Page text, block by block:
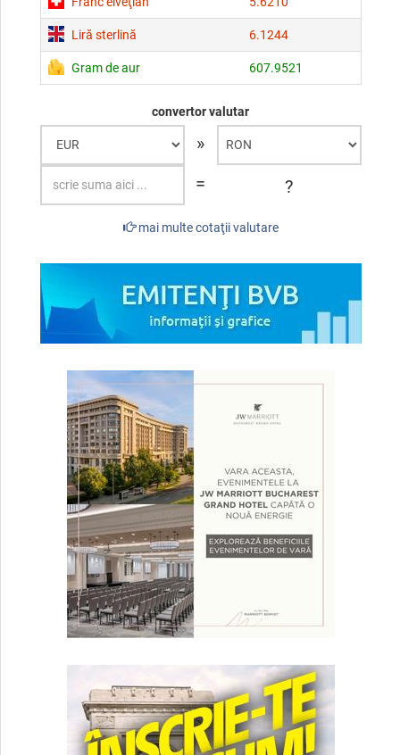
Liră sterlină 6.1244
Gram de aur 607.9521
convertor valutar
»
=
?
mai multe cotaţii valutare